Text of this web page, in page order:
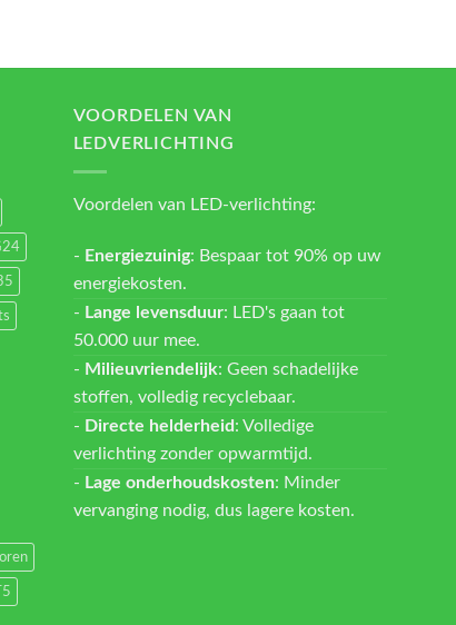
T5
VOORDELEN VAN
LEDVERLICHTING
Voordelen van LED-verlichting:
- Energiezuinig: Bespaar tot 90% op uw
energiekosten.
- Lange levensduur: LED's gaan tot
50.000 uur mee.
- Milieuvriendelijk: Geen schadelijke
stoffen, volledig recyclebaar.
- Directe helderheid : Volledige
verlichting zonder opwarmtijd.
- Lage onderhoudskosten: Minder
vervanging nodig, dus lagere kosten.